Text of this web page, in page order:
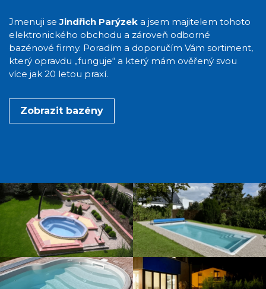
Jmenuji seJindřich Parýzek a jsem majitelem tohoto
elektronického obchodu a zároveň odborné
bazénové firmy. Poradím a doporučím Vám sortiment,
který opravdu „funguje“ a který mám ověřený svou
více jak 20 letou praxí.
Zobrazit bazény